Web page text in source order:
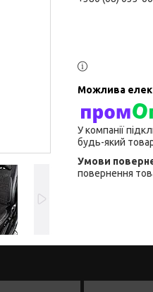
У компанії
будь-який
повернення